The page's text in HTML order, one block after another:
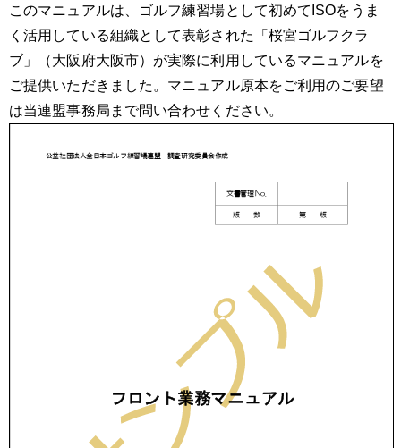
このマニュアルは、ゴルフ練習場として初めてISOをうま
く活用している組織として表彰された「桜宮ゴルフクラ
ブ」（大阪府大阪市）が実際に利用しているマニュアルを
ご提供いただきました。マニュアル原本をご利用のご要望
は当連盟事務局まで問い合わせください。